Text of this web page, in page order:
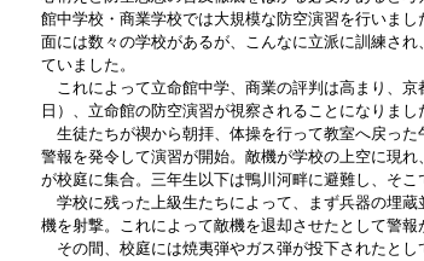
館中学校・商業学校では大規模な防空演習を行いま
面には数々の学校があるが、こんなに立派に訓練さ
ていました。
これによって立命館中学、商業の評判は高まり、
日）、立命館の防空演習が視察されることになりまし
生徒たちが禊から朝拝、体操を行って教室へ戻っ
警報を発令して演習が開始。敵機が学校の上空に現
が校庭に集合。三年生以下は鴨川河畔に避難し、そこ
学校に残った上級生たちによって、まず兵器の埋
機を射撃。これによって敵機を退却させたとして警報
その間、校庭には焼夷弾やガス弾が投下されたと